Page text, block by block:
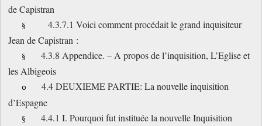
de Capistran
§
4.3.7.1 Voici comment procédait le grand inquisiteur
Jean de Capistran :
§
4.3.8 Appendice. – A propos de l’inquisition, L’Eglise et
les Albigeois
o
4.4 DEUXIEME PARTIE: La nouvelle inquisition
d’Espagne
§ 4.4.1 I. Pourquoi fut instituée la nouvelle Inquisition